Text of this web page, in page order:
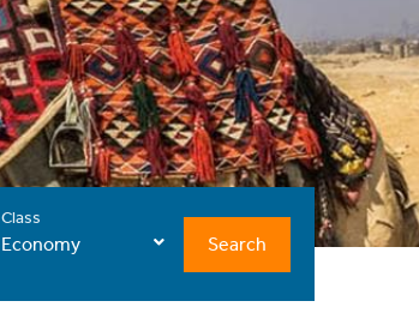
Class
Economy Search